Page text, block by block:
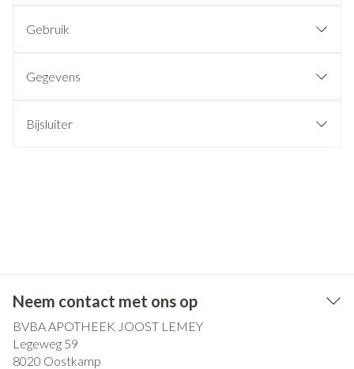
Gebruik
Gegevens
Bijsluiter
Neem contact met ons op
BVBA APOTHEEK JOOST LEMEY
Legeweg 59
8020 Oostkamp